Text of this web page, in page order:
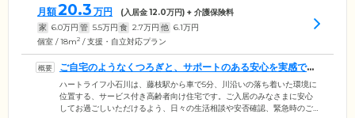
月額20.3 万円 (入居金12.0万円) + 介護保険料
家 6.0万円 管 5.5万円 食 2.7万円 他 6.1万円
個室 / 18m2 / 支援・自立対応プラン
ご自宅のようなくつろぎと、サポートのある安心を実感でき
る住まいです
ハートライフ小石川は、藤枝駅から車で5分、川沿いの落ち着いた環境に
位置する、サービス付き高齢者向け住宅です。ご入居のみなさまに安心
してお過ごしいただけるよう、日々の生活相談や安否確認、緊急時のご